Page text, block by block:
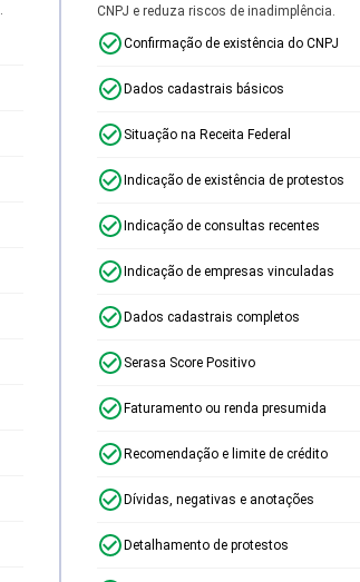
CNPJ e reduza riscos de inadimplência.
Confirmação de existência do CNPJ
Dados cadastrais básicos
Situação na Receita Federal
Indicação de existência de protestos
Indicação de consultas recentes
Indicação de empresas vinculadas
Dados cadastrais completos
Serasa Score Positivo
Faturamento ou renda presumida
Recomendação e limite de crédito
Dívidas, negativas e anotações
Detalhamento de protestos